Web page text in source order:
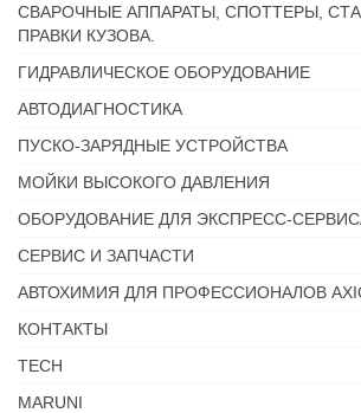
СВАРОЧНЫЕ АППАРАТЫ, СПОТТЕРЫ,
ПРАВКИ КУЗОВА.
ГИДРАВЛИЧЕСКОЕ ОБОРУДОВАНИЕ
АВТОДИАГНОСТИКА
ПУСКО-ЗАРЯДНЫЕ УСТРОЙСТВА
МОЙКИ ВЫСОКОГО ДАВЛЕНИЯ
ОБОРУДОВАНИЕ ДЛЯ ЭКСПРЕСС-
СЕРВИС И ЗАПЧАСТИ
АВТОХИМИЯ ДЛЯ ПРОФЕССИОНАЛОВ
КОНТАКТЫ
TECH
MARUNI